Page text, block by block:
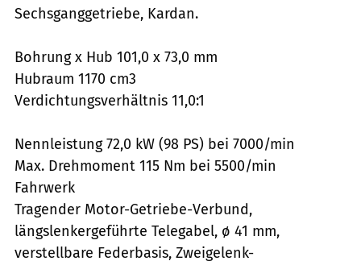
Sechsganggetriebe, Kardan.
Bohrung x Hub 101,0 x 73,0 mm
Hubraum 1170 cm3
Verdichtungsverhältnis 11,0:1
Nennleistung 72,0 kW (98 PS) bei 7000/min
Max. Drehmoment 115 Nm bei 5500/min
Fahrwerk
Tragender Motor-Getriebe-Verbund,
längslenkergeführte Telegabel, ø 41 mm,
verstellbare Federbasis, Zweigelenk-